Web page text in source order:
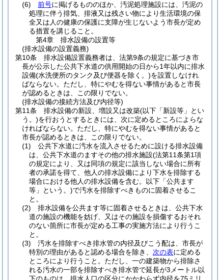
(6)
前号に掲げるもののほか、汚泥処理施設には、汚泥の
処理に伴う排気、排液又は残さい物により生活環境の保
全又は人の健康の保護に支障が生じないよう市長が定め
る措置を講じること。
第4章
排水設備の設置等
(排水設備の設置義務)
第10条
排水設備設置義務者は、法第9条の規定に基づき市
長が公示した公共下水道の供用開始の日から1年以内に排水
設備(水洗便所のタンク及び便器を除く。)を設置しなけれ
ばならない。 ただし、特にやむを得ない事情があると市長
が認めるときは、この限りでない。
(排水設備の接続方法及び内径等)
第11条
排水設備の新設、増設又は改築(以下「新設等」とい
う。)を行おうとするときには、次に定めるところによらな
ければならない。 ただし、特にやむを得ない事情があると
市長が認めるときは、この限りでない。
(1)
公共下水道に汚水を流入させるために設ける排水設備
は、公共下水道のますその他の排水施設(法第11条第1項
の規定により、又は同項の規定に該当しない場合に所有
者の承諾を得て、他人の排水設備により下水を排除する
場合における他人の排水設備を含む。以下「公共ます
等」という。)で汚水を排除すべきものに固着させるこ
と。
(2)
排水設備を公共ます等に固着させるときは、公共下水
道の施設の機能を妨げ、又はその施設を損傷するおそれ
のない箇所に市長が定める工事の実施方法により行うこ
と。
(3)
汚水を排除すべき排水管の内径及びこう配は、市長が
特別の理由があると認める場合を除き、 次の表に定める
ところにより行うこと。 ただし、一の建築物から排除さ
れる汚水の一部を排除すべき排水管で延長が3メートル以